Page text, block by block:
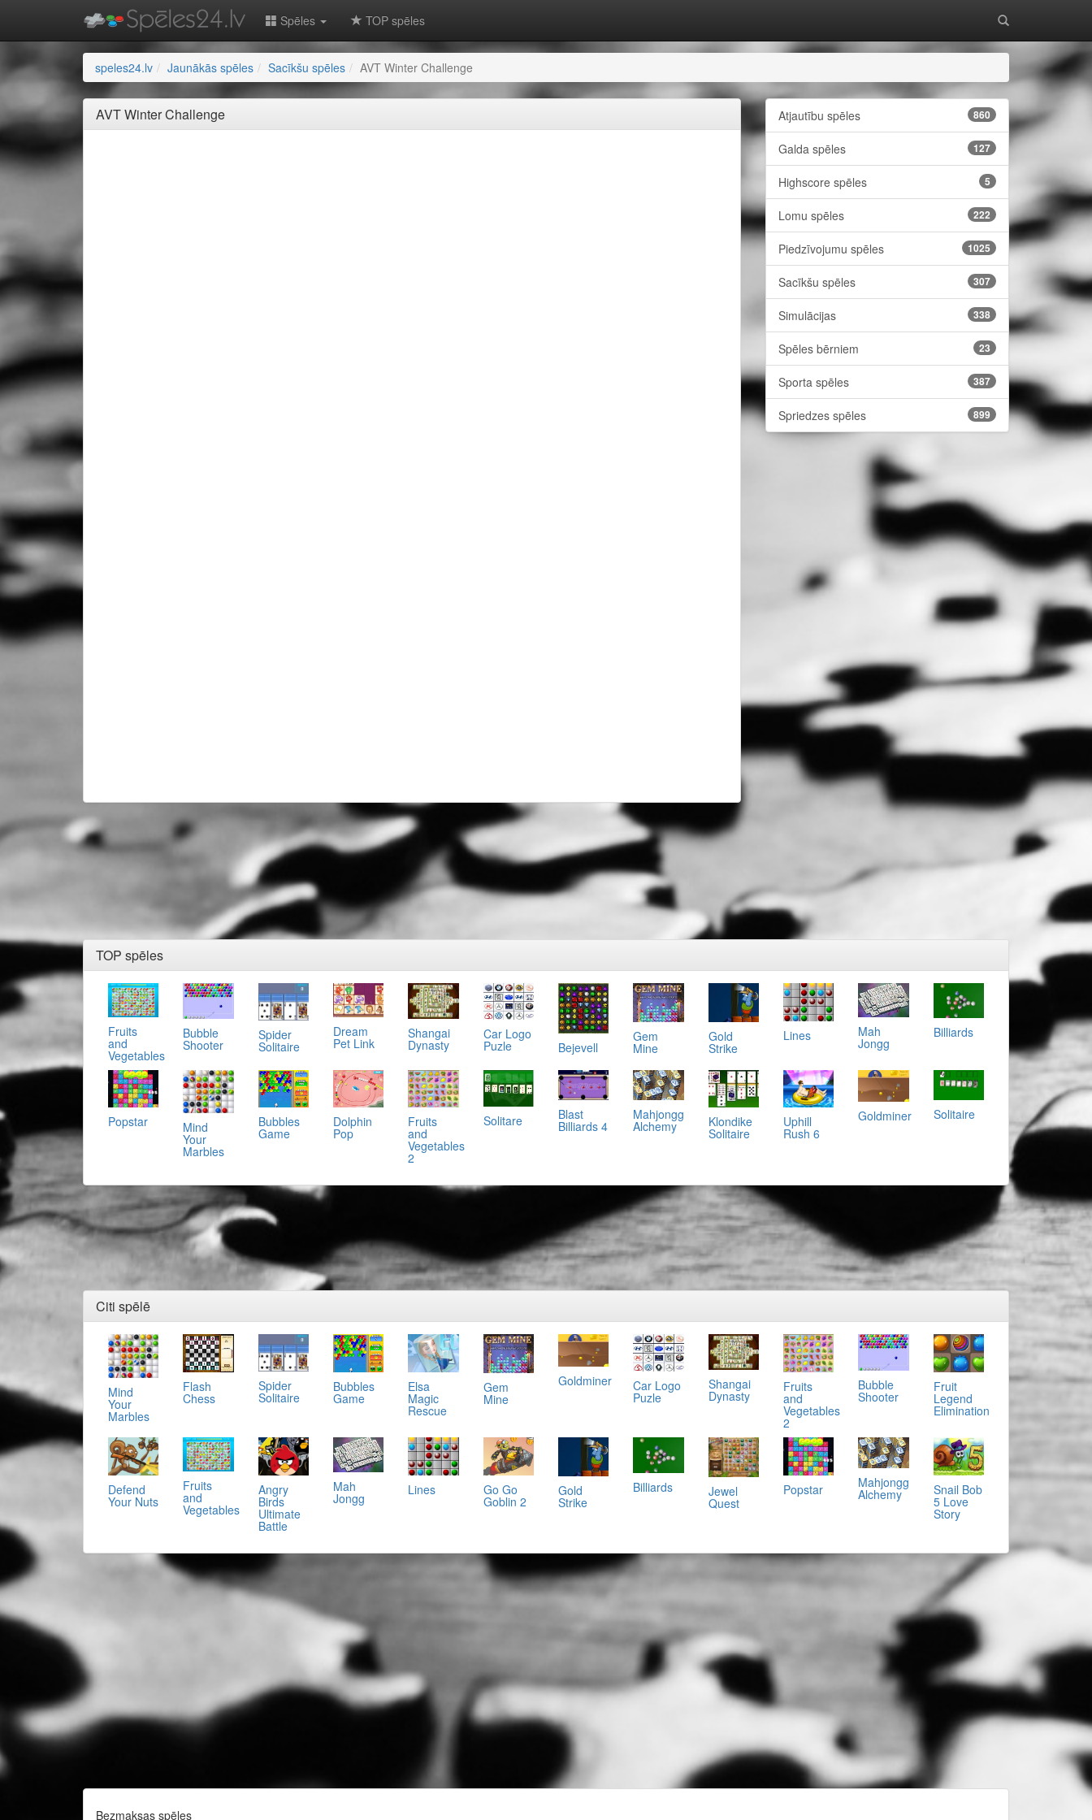
Spēles TOP spēles
speles24.lv Jaunākās spēles Sacīkšu spēles AVT Winter Challenge
AVT Winter Challenge Atjautību spēles 860
Galda spēles 127
Highscore spēles 5
Lomu spēles 222
Piedzīvojumu spēles 1025
Sacīkšu spēles 307
Simulācijas 338
Spēles bērniem 23
Sporta spēles 387
Spriedzes spēles 899
TOP spēles
Fruits
and
Vegetables
Bubble
Shooter
Spider
Solitaire
Dream
Pet Link
Shangai
Dynasty
Car Logo
Puzle Bejevell
Gem
Mine
Gold
Strike
Lines Mah
Jongg
Billiards
Popstar Mind
Your
Marbles
Bubbles
Game
Dolphin
Pop
Fruits
and
Vegetables
2
Solitare Blast
Billiards 4
Mahjongg
Alchemy Klondike
Solitaire
Uphill
Rush 6
Goldminer Solitaire
Citi spēlē
Mind
Your
Marbles
Flash
Chess
Spider
Solitaire
Bubbles
Game
Elsa
Magic
Rescue
Gem
Mine
Goldminer Car Logo
Puzle
Shangai
Dynasty
Fruits
and
Vegetables
2
Bubble
Shooter
Fruit
Legend
Elimination
Defend
Your Nuts
Fruits
and
Vegetables
Angry
Birds
Ultimate
Battle
Mah
Jongg
Lines Go Go
Goblin 2
Gold
Strike
Billiards Jewel
Quest
Popstar Mahjongg
Alchemy Snail Bob
5 Love
Story
Bezmaksas spēles